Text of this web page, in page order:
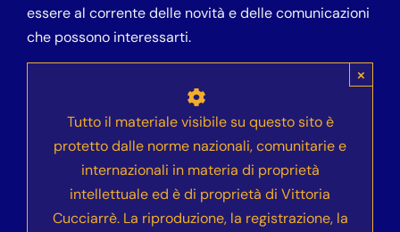
essere al corrente delle novità e delle comunicazioni
che possono interessarti.
Tutto il materiale visibile su questo sito è
protetto dalle norme nazionali, comunitarie e
internazionali in materia di proprietà
intellettuale ed è di proprietà di Vittoria
Cucciarrè. La riproduzione, la registrazione, la
×